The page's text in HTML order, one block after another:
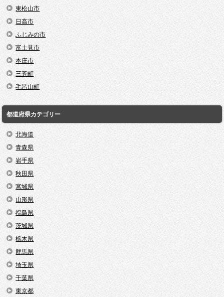
東松山市
日高市
ふじみの市
富士見市
本庄市
三芳町
毛呂山町
都道府県カテゴリー
北海道
青森県
岩手県
秋田県
宮城県
山形県
福島県
茨城県
栃木県
群馬県
埼玉県
千葉県
東京都